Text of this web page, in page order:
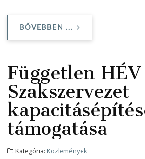
BŐVEBBEN ...
Független HÉV
Szakszervezet
támogatása
Kategória: Közlemények